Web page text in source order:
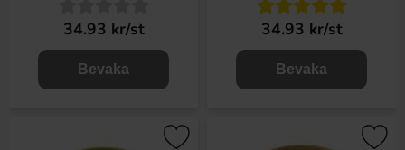
34.93 kr/st
Bevaka
34.93 kr/st
Bevaka